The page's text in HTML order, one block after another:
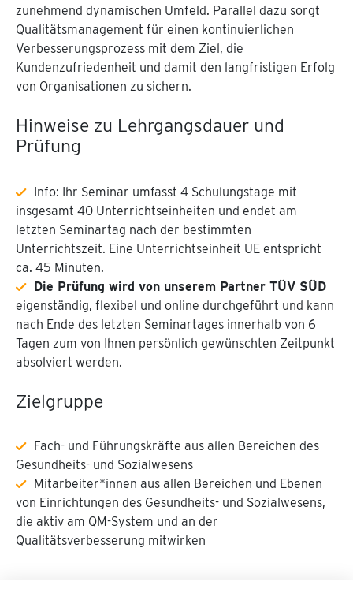
zunehmend dynamischen Umfeld. Parallel dazu sorgt
Qualitätsmanagement für einen kontinuierlichen
Verbesserungsprozess mit dem Ziel, die
Kundenzufriedenheit und damit den langfristigen Erfolg
von Organisationen zu sichern.
Hinweise zu Lehrgangsdauer und
Prüfung
Info: Ihr Seminar umfasst 4 Schulungstage mit
insgesamt 40 Unterrichtseinheiten und endet am
letzten Seminartag nach der bestimmten
Unterrichtszeit. Eine Unterrichtseinheit UE entspricht
ca. 45 Minuten.
Die Prüfung wird von unserem Partner TÜV SÜD
eigenständig, flexibel und online durchgeführt und kann
nach Ende des letzten Seminartages innerhalb von 6
Tagen zum von Ihnen persönlich gewünschten Zeitpunkt
absolviert werden.
Zielgruppe
Fach- und Führungskräfte aus allen Bereichen des
Gesundheits- und Sozialwesens
Mitarbeiter*innen aus allen Bereichen und Ebenen
von Einrichtungen des Gesundheits- und Sozialwesens,
die aktiv am QM-System und an der
Qualitätsverbesserung mitwirken